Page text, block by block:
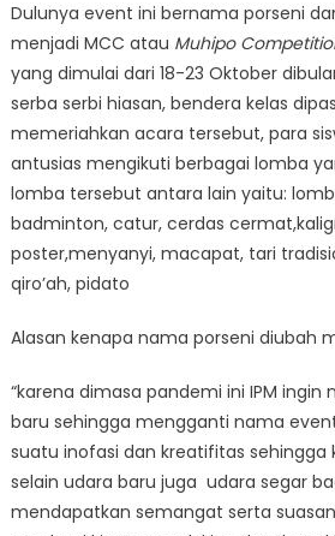
Dulunya event ini bernama porseni
menjadi MCC atau Muhipo
yang dimulai dari 18-23 Oktober
serba serbi hiasan, bendera kelas
memeriahkan acara tersebut, para
antusias mengikuti berbagai lomba
lomba tersebut antara lain yaitu:
badminton, catur, cerdas
poster,menyanyi, macapat, tari
qiro’ah, pidato
Alasan kenapa nama porseni diubah
“karena dimasa pandemi ini IPM
baru sehingga mengganti nama
suatu inofasi dan kreatifitas sehingga
selain udara baru juga udara segar
mendapatkan semangat serta